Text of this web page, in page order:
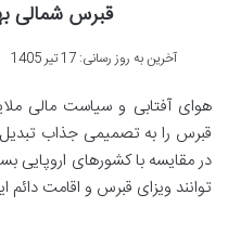
قبرس شمالی
آخرین به روز رسانی: 17 تیر 1405
هوای آفتابی و سیاست مالی
قبرس را به تصمیمی جذاب
در مقایسه با کشورهای اروپایی
توانند ویزای قبرس و اقامت دائم